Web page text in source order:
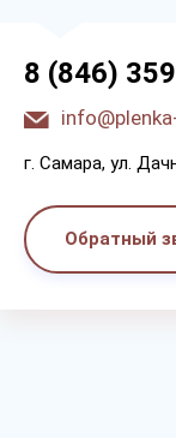
8 (846)
г. Самара, ул.
Обратный